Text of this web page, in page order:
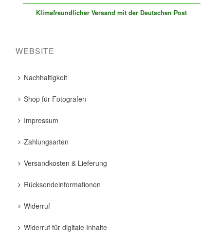
Klimafreundlicher Versand mit der Deutschen Post
WEBSITE
Nachhaltigkeit
Shop für Fotografen
Impressum
Zahlungsarten
Versandkosten & Lieferung
Rücksendeinformationen
Widerruf
Widerruf für digitale Inhalte